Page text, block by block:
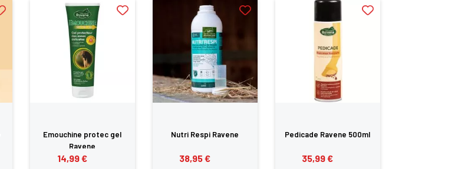
Emouchine protec gel
Ravene
14,99 €
Nutri Respi Ravene
38,95 €
Pedicade Ravene 500ml
35,99 €